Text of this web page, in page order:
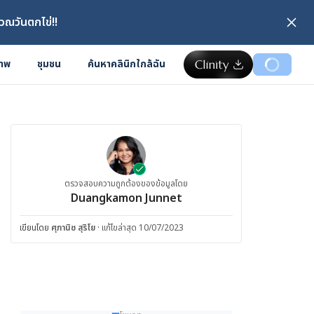
ณวันตกไข่!!
พ ชุมชน ค้นหาคลินิกใกล้ฉัน
ตรวจสอบความถูกต้องของข้อมูลโดย
Duangkamon Junnet
เขียนโดย ศุภานิช สุริโย · แก้ไขล่าสุด 10/07/2023